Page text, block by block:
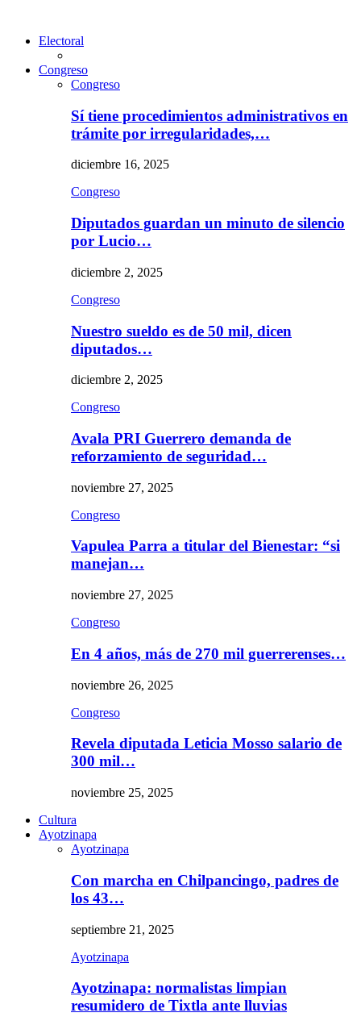
Electoral
Congreso
Congreso
Sí tiene procedimientos administrativos en
trámite por irregularidades,…
diciembre 16, 2025
Congreso
Diputados guardan un minuto de silencio
por Lucio…
diciembre 2, 2025
Congreso
Nuestro sueldo es de 50 mil, dicen
diputados…
diciembre 2, 2025
Congreso
Avala PRI Guerrero demanda de
reforzamiento de seguridad…
noviembre 27, 2025
Congreso
Vapulea Parra a titular del Bienestar: “si
manejan…
noviembre 27, 2025
Congreso
En 4 años, más de 270 mil guerrerenses…
noviembre 26, 2025
Congreso
Revela diputada Leticia Mosso salario de
300 mil…
noviembre 25, 2025
Cultura
Ayotzinapa
Ayotzinapa
Con marcha en Chilpancingo, padres de
los 43…
septiembre 21, 2025
Ayotzinapa
Ayotzinapa: normalistas limpian
resumidero de Tixtla ante lluvias